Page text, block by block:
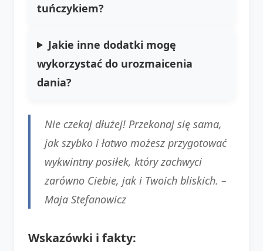
tuńczykiem?
Jakie inne dodatki mogę
wykorzystać do urozmaicenia
dania?
Nie czekaj dłużej! Przekonaj się sama,
jak szybko i łatwo możesz przygotować
wykwintny posiłek, który zachwyci
zarówno Ciebie, jak i Twoich bliskich. –
Maja Stefanowicz
Wskazówki i fakty: